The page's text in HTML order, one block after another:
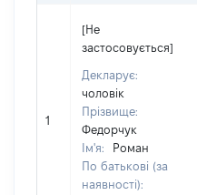
1
[Не
застосовується]
Декларує:
чоловік
Прізвище:
Федорчук
Ім'я:
Роман
По батькові (за
наявності):